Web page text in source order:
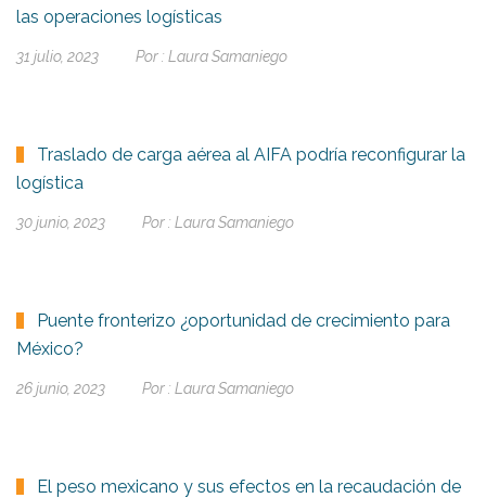
las operaciones logísticas
31 julio, 2023 Por : Laura Samaniego
Traslado de carga aérea al AIFA podría reconfigurar la
logística
30 junio, 2023 Por : Laura Samaniego
Puente fronterizo ¿oportunidad de crecimiento para
México?
26 junio, 2023 Por : Laura Samaniego
El peso mexicano y sus efectos en la recaudación de